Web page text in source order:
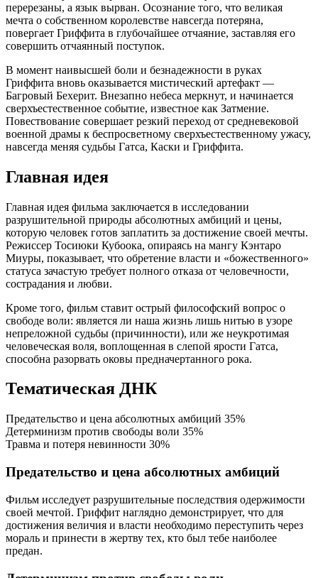
перерезаны, а язык вырван. Осознание того, что великая
мечта о собственном королевстве навсегда потеряна,
повергает Гриффита в глубочайшее отчаяние, заставляя его
совершить отчаянный поступок.
В момент наивысшей боли и безнадежности в руках
Гриффита вновь оказывается мистический артефакт —
Багровый Бехерит. Внезапно небеса меркнут, и начинается
сверхъестественное событие, известное как Затмение.
Повествование совершает резкий переход от средневековой
военной драмы к беспросветному сверхъестественному ужасу,
навсегда меняя судьбы Гатса, Каски и Гриффита.
Главная идея
Главная идея фильма заключается в исследовании
разрушительной природы абсолютных амбиций и цены,
которую человек готов заплатить за достижение своей мечты.
Режиссер Тосиюки Кубоока, опираясь на мангу Кэнтаро
Миуры, показывает, что обретение власти и «божественного»
статуса зачастую требует полного отказа от человечности,
сострадания и любви.
Кроме того, фильм ставит острый философский вопрос о
свободе воли: является ли наша жизнь лишь нитью в узоре
непреложной судьбы (причинности), или же неукротимая
человеческая воля, воплощенная в слепой ярости Гатса,
способна разорвать оковы предначертанного рока.
Тематическая ДНК
Предательство и цена абсолютных амбиций 35%
Детерминизм против свободы воли 35%
Травма и потеря невинности 30%
Предательство и цена абсолютных амбиций
Фильм исследует разрушительные последствия одержимости
своей мечтой. Гриффит наглядно демонстрирует, что для
достижения величия и власти необходимо переступить через
мораль и принести в жертву тех, кто был тебе наиболее
предан.